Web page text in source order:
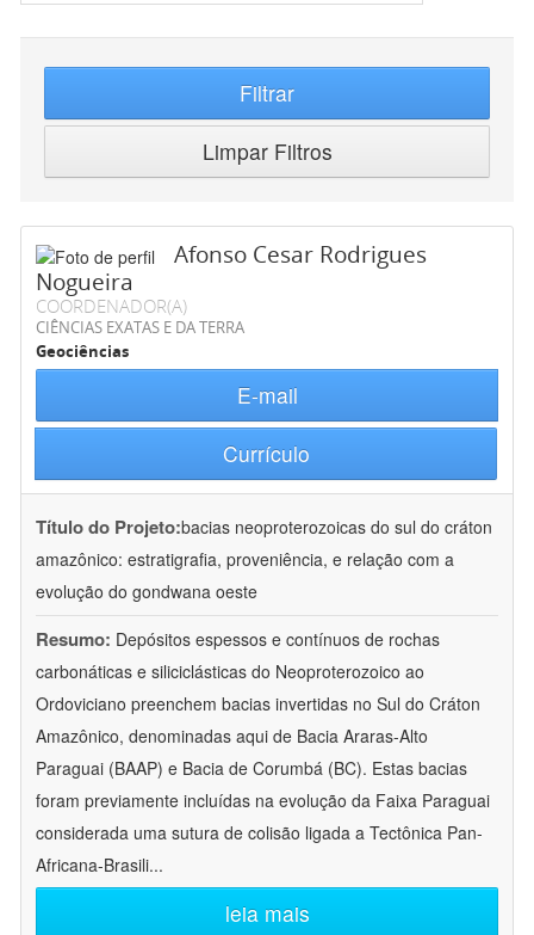
Filtrar
Limpar Filtros
Afonso Cesar Rodrigues
Nogueira
COORDENADOR(A)
CIÊNCIAS EXATAS E DA TERRA
Geociências
E-mail
Currículo
Título do Projeto:bacias neoproterozoicas do sul do cráton
amazônico: estratigrafia, proveniência, e relação com a
evolução do gondwana oeste
Resumo: Depósitos espessos e contínuos de rochas
carbonáticas e siliciclásticas do Neoproterozoico ao
Ordoviciano preenchem bacias invertidas no Sul do Cráton
Amazônico, denominadas aqui de Bacia Araras-Alto
Paraguai (BAAP) e Bacia de Corumbá (BC). Estas bacias
foram previamente incluídas na evolução da Faixa Paraguai
considerada uma sutura de colisão ligada a Tectônica Pan-
Africana-Brasili...
leia mais